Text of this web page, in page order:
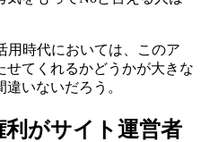
用時代においては、このア
せてくれるかどうかが大きな
いないだろう。
がサイト運営者